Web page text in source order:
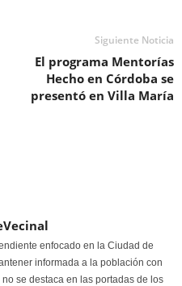
Siguiente Noticia
El programa Mentorías
Hecho en Córdoba se
presentó en Villa María
enfocado en la Ciudad de
informada a la población con
se destaca en las portadas de los